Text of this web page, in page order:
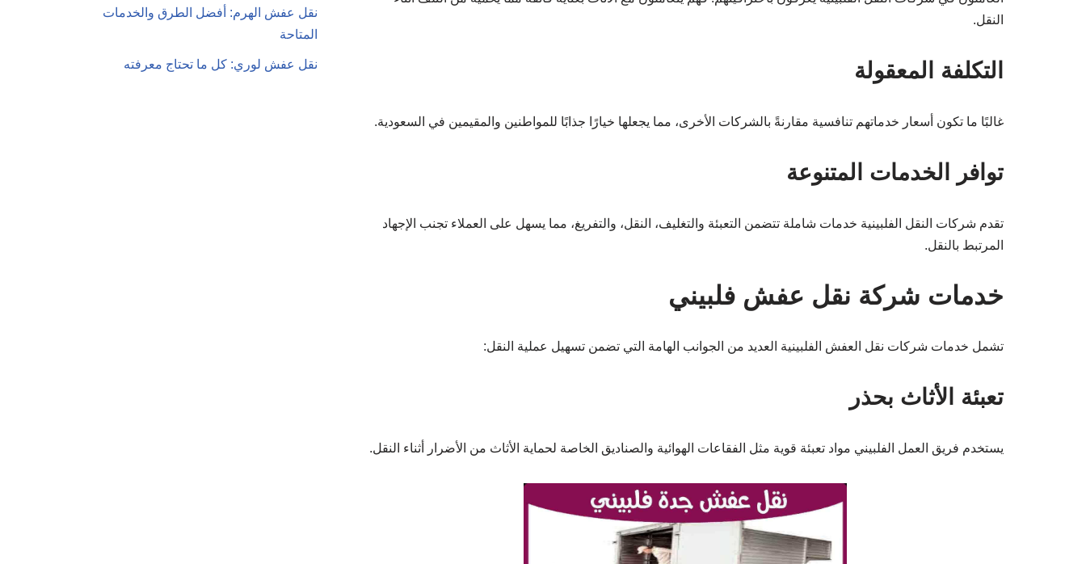
النقل.
التكلفة المعقولة
غالبًا ما تكون أسعار خدماتهم تنافسية مقارنةً بالشركات الأخرى، مما يجعلها خيارًا جذابًا للمواطنين والمقيمين في السعودية.
توافر الخدمات المتنوعة
تقدم شركات النقل الفلبينية خدمات شاملة تتضمن التعبئة والتغليف، النقل، والتفريغ، مما يسهل على العملاء تجنب الإجهاد
المرتبط بالنقل.
خدمات شركة نقل عفش فلبيني
تشمل خدمات شركات نقل العفش الفلبينية العديد من الجوانب الهامة التي تضمن تسهيل عملية النقل:
تعبئة الأثاث بحذر
يستخدم فريق العمل الفلبيني مواد تعبئة قوية مثل الفقاعات الهوائية والصناديق الخاصة لحماية الأثاث من الأضرار أثناء النقل.
نقل عفش الهرم: أفضل الطرق والخدمات
المتاحة
نقل عفش لوري: كل ما تحتاج معرفته